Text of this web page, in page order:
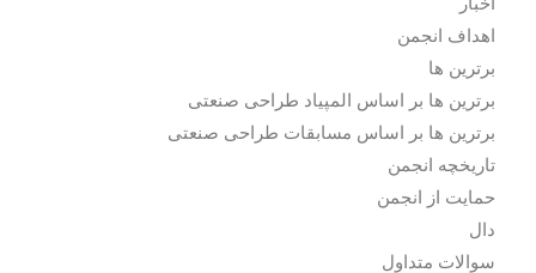
اهداف انجمن
برترین ها
برترین ها بر اساس المپیاد طراحی صنعتی
برترین ها بر اساس مسابقات طراحی صنعتی
تاریخچه انجمن
حمایت از انجمن
دال
سوالات متداول